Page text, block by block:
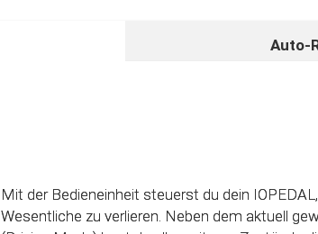
Auto-
Mit der Bedieneinheit steuerst du dein
Wesentliche zu verlieren. Neben dem aktuell
Informationen des Gaspedals automatisch
optimierten individuellen Kennfeld verarbeitet.